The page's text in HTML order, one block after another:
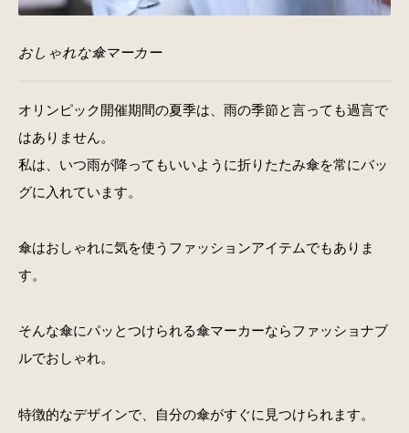
おしゃれな傘マーカー
オリンピック開催期間の夏季は、雨の季節と言っても過言で
はありません。
私は、いつ雨が降ってもいいように折りたたみ傘を常にバッ
グに入れています。
傘はおしゃれに気を使うファッションアイテムでもありま
す。
そんな傘にパッとつけられる傘マーカーならファッショナブ
ルでおしゃれ。
特徴的なデザインで、自分の傘がすぐに見つけられます。